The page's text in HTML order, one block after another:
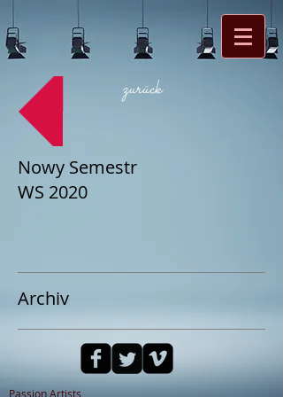
zurück
Nowy Semestr
WS 2020
Archiv
Passion Artists